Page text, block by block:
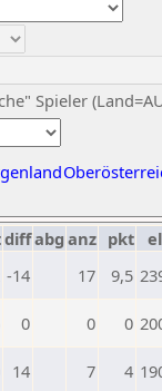
Spieler
diffabg anz pkt
-14 17 9,5
0 0 0
14 7 4